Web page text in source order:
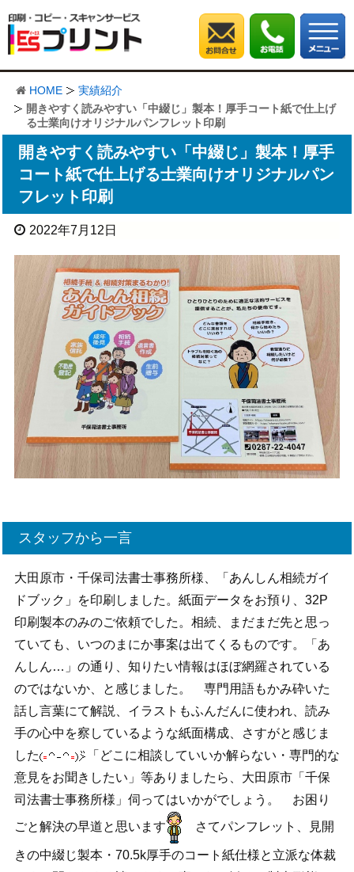
HOME
実績紹介
開きやすく読みやすい「中綴じ」製本！厚手コート紙で仕上げ
る士業向けオリジナルパンフレット印刷
開きやすく読みやすい「中綴じ」製本！厚手
コート紙で仕上げる士業向けオリジナルパン
フレット印刷
2022年7月12日
スタッフから一言
大田原市・千保司法書士事務所様、「あんしん相続ガイ
ドブック」を印刷しました。紙面データをお預り、32P
印刷製本のみのご依頼でした。相続、まだまだ先と思っ
ていても、いつのまにか事案は出てくるものです。「あ
んしん…」の通り、知りたい情報はほぼ網羅されている
のではないか、と感じました。 専門用語もかみ砕いた
話し言葉にて解説、イラストもふんだんに使われ、読み
手の心中を察しているような紙面構成、さすがと感じま
した
「どこに相談していいか解らない・専門的な
意見をお聞きしたい」等ありましたら、大田原市「千保
司法書士事務所様」伺ってはいかがでしょう。 お困り
ごと解決の早道と思います さてパンフレット、見開
きの中綴じ製本・70.5k厚手のコート紙仕様と立派な体裁